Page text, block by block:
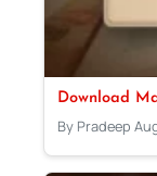
Download
By Pradeep